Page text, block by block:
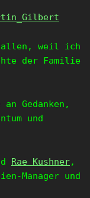
weil ich
der Familie
an Gedanken,
und
Rae Kushner,
Manager und